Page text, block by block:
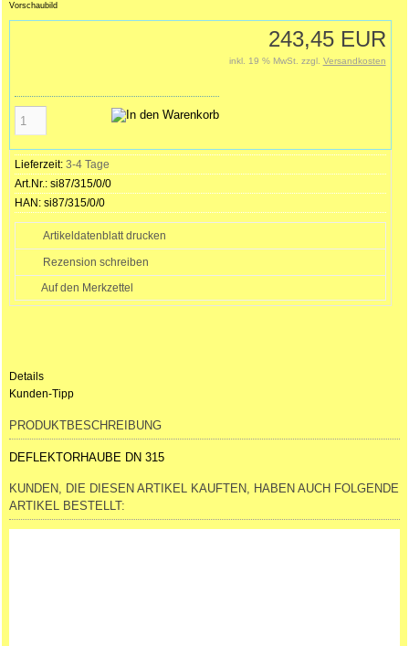
Vorschaubild
243,45 EUR
inkl. 19 % MwSt. zzgl. Versandkosten
Lieferzeit: 3-4 Tage
Art.Nr.: si87/315/0/0
HAN: si87/315/0/0
Artikeldatenblatt drucken
Rezension schreiben
Details
Kunden-Tipp
PRODUKTBESCHREIBUNG
DEFLEKTORHAUBE DN 315
KUNDEN, DIE DIESEN ARTIKEL KAUFTEN, HABEN AUCH FOLGENDE
ARTIKEL BESTELLT: